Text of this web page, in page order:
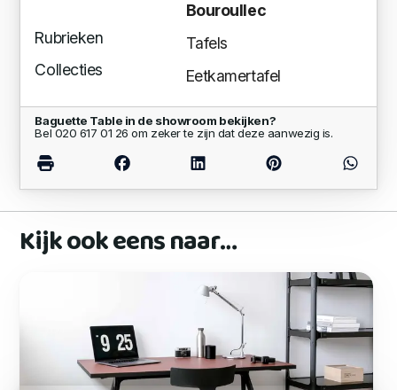
Bouroullec
Rubrieken
Tafels
Collecties
Eetkamertafel
Baguette Table in de showroom bekijken?
Bel 020 617 01 26 om zeker te zijn dat deze aanwezig is.
Kijk ook eens naar…